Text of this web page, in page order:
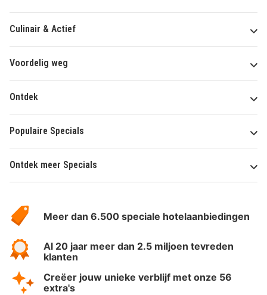
Culinair & Actief
Voordelig weg
Ontdek
Populaire Specials
Ontdek meer Specials
HotelSpecials
Meer dan 6.500 speciale hotelaanbiedingen
Al 20 jaar meer dan 2.5 miljoen tevreden
klanten
Creëer jouw unieke verblijf met onze 56
extra's